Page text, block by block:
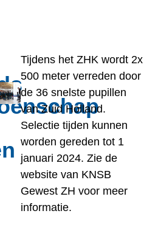
Tijdens het ZHK wordt 2x
500 meter verreden door
de 36 snelste pupillen
van Zuid Holland.
Selectie tijden kunnen
worden gereden tot 1
januari 2024. Zie de
website van KNSB
Gewest ZH voor meer
informatie.